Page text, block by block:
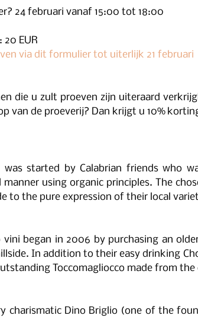
24 februari vanaf 15:00 tot 18:00
20 EUR
via dit formulier tot uiterlijk 21 februari
die u zult proeven zijn uiteraard
van de proeverij? Dan krijgt u 10%
was started by Calabrian friends who
manner using organic principles. The
to the pure expression of their local
vini began in 2006 by purchasing an
In addition to their easy drinking
Toccomagliocco made from
charismatic Dino Briglio (one of the